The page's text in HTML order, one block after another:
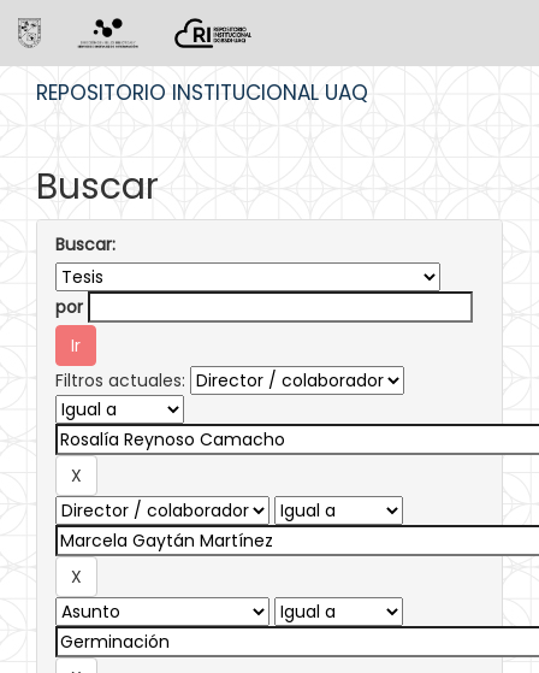
REPOSITORIO INSTITUCIONAL UAQ
Buscar
Buscar:
por
Filtros actuales: